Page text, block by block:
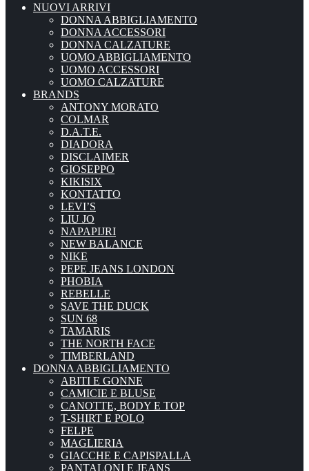
NUOVI ARRIVI
DONNA ABBIGLIAMENTO
DONNA ACCESSORI
DONNA CALZATURE
UOMO ABBIGLIAMENTO
UOMO ACCESSORI
UOMO CALZATURE
BRANDS
ANTONY MORATO
COLMAR
D.A.T.E.
DIADORA
DISCLAIMER
GIOSEPPO
KIKISIX
KONTATTO
LEVI’S
LIU JO
NAPAPIJRI
NEW BALANCE
NIKE
PEPE JEANS LONDON
PHOBIA
REBELLE
SAVE THE DUCK
SUN 68
TAMARIS
THE NORTH FACE
TIMBERLAND
DONNA ABBIGLIAMENTO
ABITI E GONNE
CAMICIE E BLUSE
CANOTTE, BODY E TOP
T-SHIRT E POLO
FELPE
MAGLIERIA
GIACCHE E CAPISPALLA
PANTALONI E JEANS